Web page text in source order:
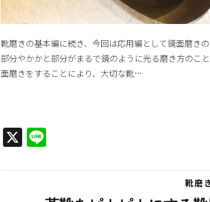
靴磨きの基本編に続き、今回は応用編として鏡面磨き
部分やかかと部分がまるで鏡のように光る磨き方のこ
面磨きをすることにより、大切な靴…
X
靴磨